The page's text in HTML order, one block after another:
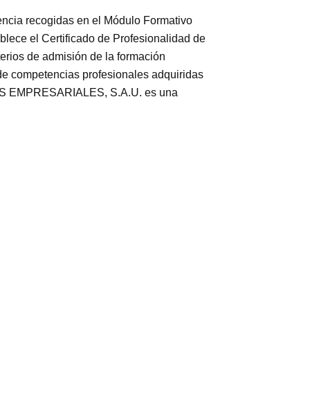
recogidas en el Módulo Formativo
el Certificado de Profesionalidad de
de admisión de la formación
competencias profesionales adquiridas
EMPRESARIALES, S.A.U. es una